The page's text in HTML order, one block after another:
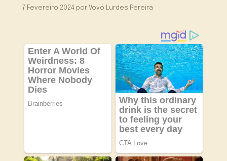
7 Fevereiro 2024 por Vovó Lurdes Pereira